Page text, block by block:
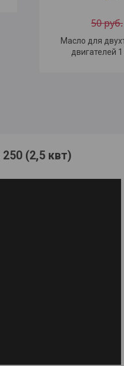
50 руб.
Масло для
двигателей
250 (2,5 квт)